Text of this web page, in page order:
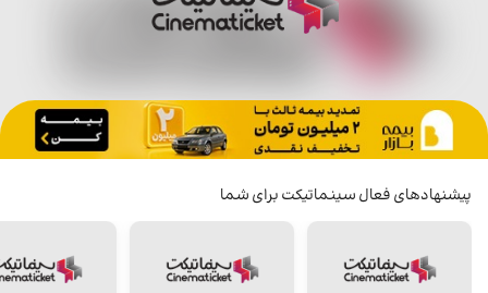
پیشنهادهای فعال سینماتیکت برای شما